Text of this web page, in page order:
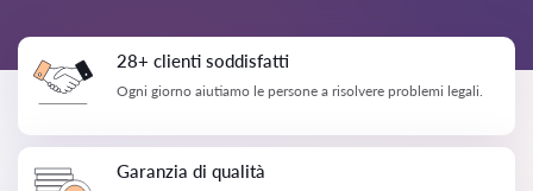
28+ clienti soddisfatti
Ogni giorno aiutiamo le persone a risolvere problemi legali.
Garanzia di qualità